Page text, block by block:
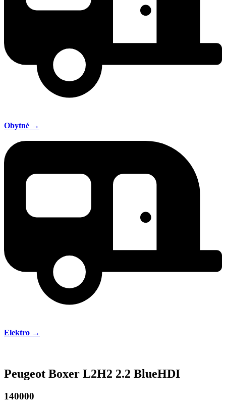
Obytné →
Elektro →
Peugeot Boxer L2H2 2.2 BlueHDI
140000